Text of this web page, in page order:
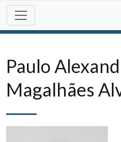
Skip
content
Paulo
Magalhães